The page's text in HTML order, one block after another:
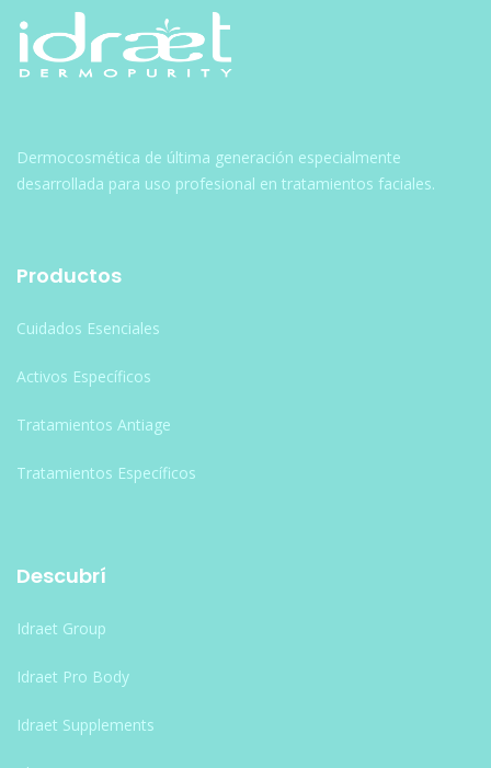
Dermocosmética de última generación especialmente
desarrollada para uso profesional en tratamientos faciales.
Productos
Cuidados Esenciales
Activos Específicos
Tratamientos Antiage
Tratamientos Específicos
Descubrí
Idraet Group
Idraet Pro Body
Idraet Supplements